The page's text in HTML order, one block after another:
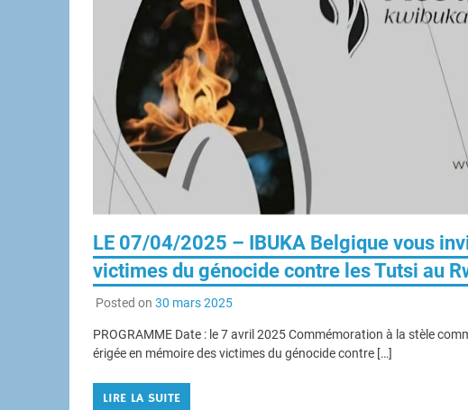
LE 07/04/2025 – IBUKA Belgique vous
victimes du génocide contre les Tutsi au
Posted on 30 mars 2025
PROGRAMME Date : le 7 avril 2025 Commémoration à la stèle
érigée en mémoire des victimes du génocide contre […]
LIRE LA SUITE